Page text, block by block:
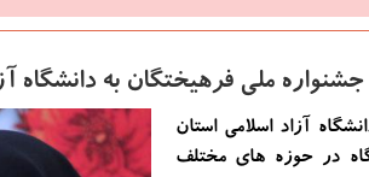
آزاد اسلامی استان
در حوزه های مختلف